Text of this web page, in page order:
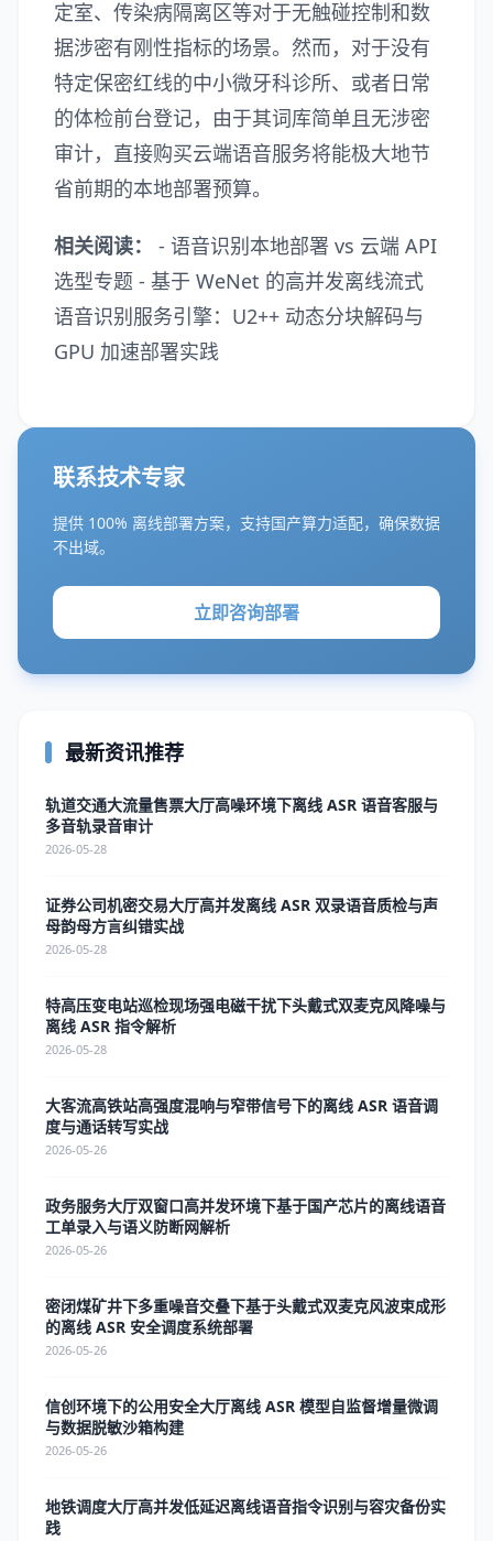
定室、传染病隔离区等对于无触碰控制和数
据涉密有刚性指标的场景。然而，对于没有
特定保密红线的中小微牙科诊所、或者日常
的体检前台登记，由于其词库简单且无涉密
审计，直接购买云端语音服务将能极大地节
省前期的本地部署预算。
相关阅读： - 语音识别本地部署 vs 云端 API
选型专题 - 基于 WeNet 的高并发离线流式
语音识别服务引擎：U2++ 动态分块解码与
GPU 加速部署实践
联系技术专家
提供 100% 离线部署方案，支持国产算力适配，确保数据
不出域。
立即咨询部署
最新资讯推荐
轨道交通大流量售票大厅高噪环境下离线 ASR 语音客服与
多音轨录音审计
2026-05-28
证券公司机密交易大厅高并发离线 ASR 双录语音质检与声
母韵母方言纠错实战
2026-05-28
特高压变电站巡检现场强电磁干扰下头戴式双麦克风降噪与
离线 ASR 指令解析
2026-05-28
大客流高铁站高强度混响与窄带信号下的离线 ASR 语音调
度与通话转写实战
2026-05-26
政务服务大厅双窗口高并发环境下基于国产芯片的离线语音
工单录入与语义防断网解析
2026-05-26
密闭煤矿井下多重噪音交叠下基于头戴式双麦克风波束成形
的离线 ASR 安全调度系统部署
2026-05-26
信创环境下的公用安全大厅离线 ASR 模型自监督增量微调
与数据脱敏沙箱构建
2026-05-26
地铁调度大厅高并发低延迟离线语音指令识别与容灾备份实
践